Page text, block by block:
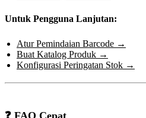
Untuk Pengguna Lanjutan:
Atur Pemindaian Barcode →
Buat Katalog Produk →
Konfigurasi Peringatan Stok →